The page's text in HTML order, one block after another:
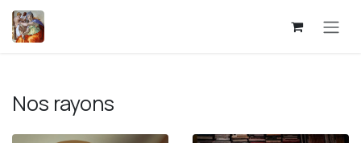
Se rendre au contenu
Nos rayons